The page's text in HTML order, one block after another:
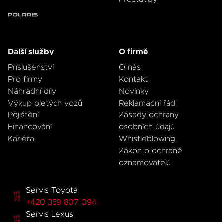
Další služby
Příslušenství
Pro firmy
Náhradní díly
Výkup ojetých vozů
Pojištění
Financování
Kariéra
O firmě
O nás
Kontakt
Novinky
Reklamační řád
Zásady ochrany
osobních údajů
Whistleblowing
Zákon o ochraně
oznamovatelů
Servis Toyota
+420 359 807 094
Servis Lexus